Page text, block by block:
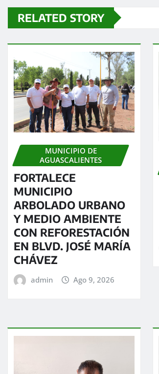
RELATED STORY
MUNICIPIO DE
AGUASCALIENTES
FORTALECE
MUNICIPIO
ARBOLADO URBANO
Y MEDIO AMBIENTE
CON REFORESTACIÓN
EN BLVD. JOSÉ MARÍA
CHÁVEZ
admin Ago 9, 2026